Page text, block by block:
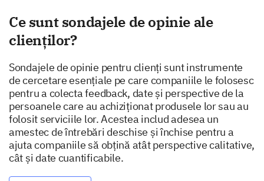
Ce sunt sondajele de opinie ale
clienților?
Sondajele de opinie pentru clienți sunt instrumente
de cercetare esențiale pe care companiile le folosesc
pentru a colecta feedback, date și perspective de la
persoanele care au achiziționat produsele lor sau au
folosit serviciile lor. Acestea includ adesea un
amestec de întrebări deschise și închise pentru a
ajuta companiile să obțină atât perspective calitative,
cât și date cuantificabile.